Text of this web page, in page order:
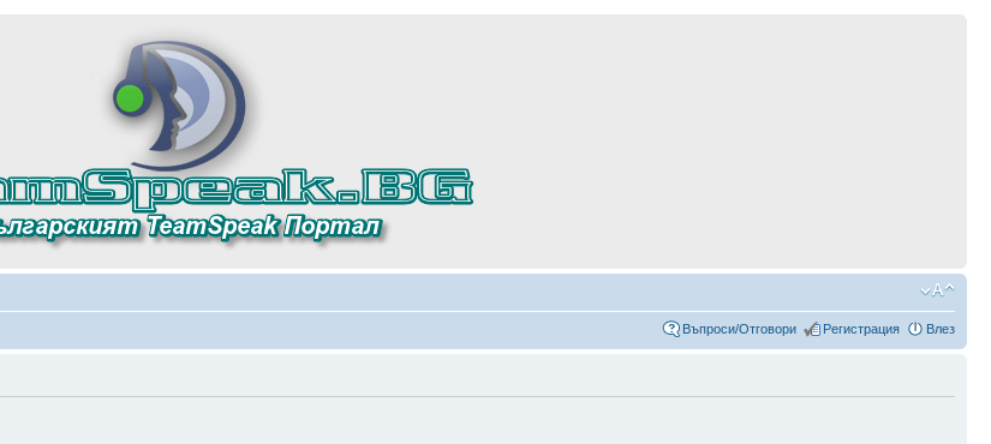
Въпроси/Отговори Регистрация Влез